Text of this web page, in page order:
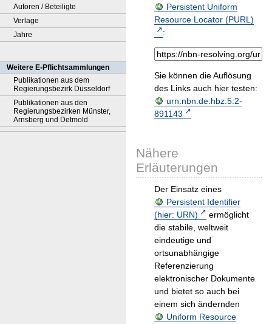
Autoren / Beteiligte
Verlage
Jahre
Weitere E-Pflichtsammlungen
Publikationen aus dem
Regierungsbezirk Düsseldorf
Publikationen aus den
Regierungsbezirken Münster,
Arnsberg und Detmold
Persistent Uniform
Resource Locator (PURL)
:
Sie können die Auflösung
des Links auch hier testen:
urn:nbn:de:hbz:5:2-
891143
Nähere
Erläuterungen
Der Einsatz eines
Persistent Identifier
(hier: URN)
ermöglicht
die stabile, weltweit
eindeutige und
ortsunabhängige
Referenzierung
elektronischer Dokumente
und bietet so auch bei
einem sich ändernden
Uniform Resource